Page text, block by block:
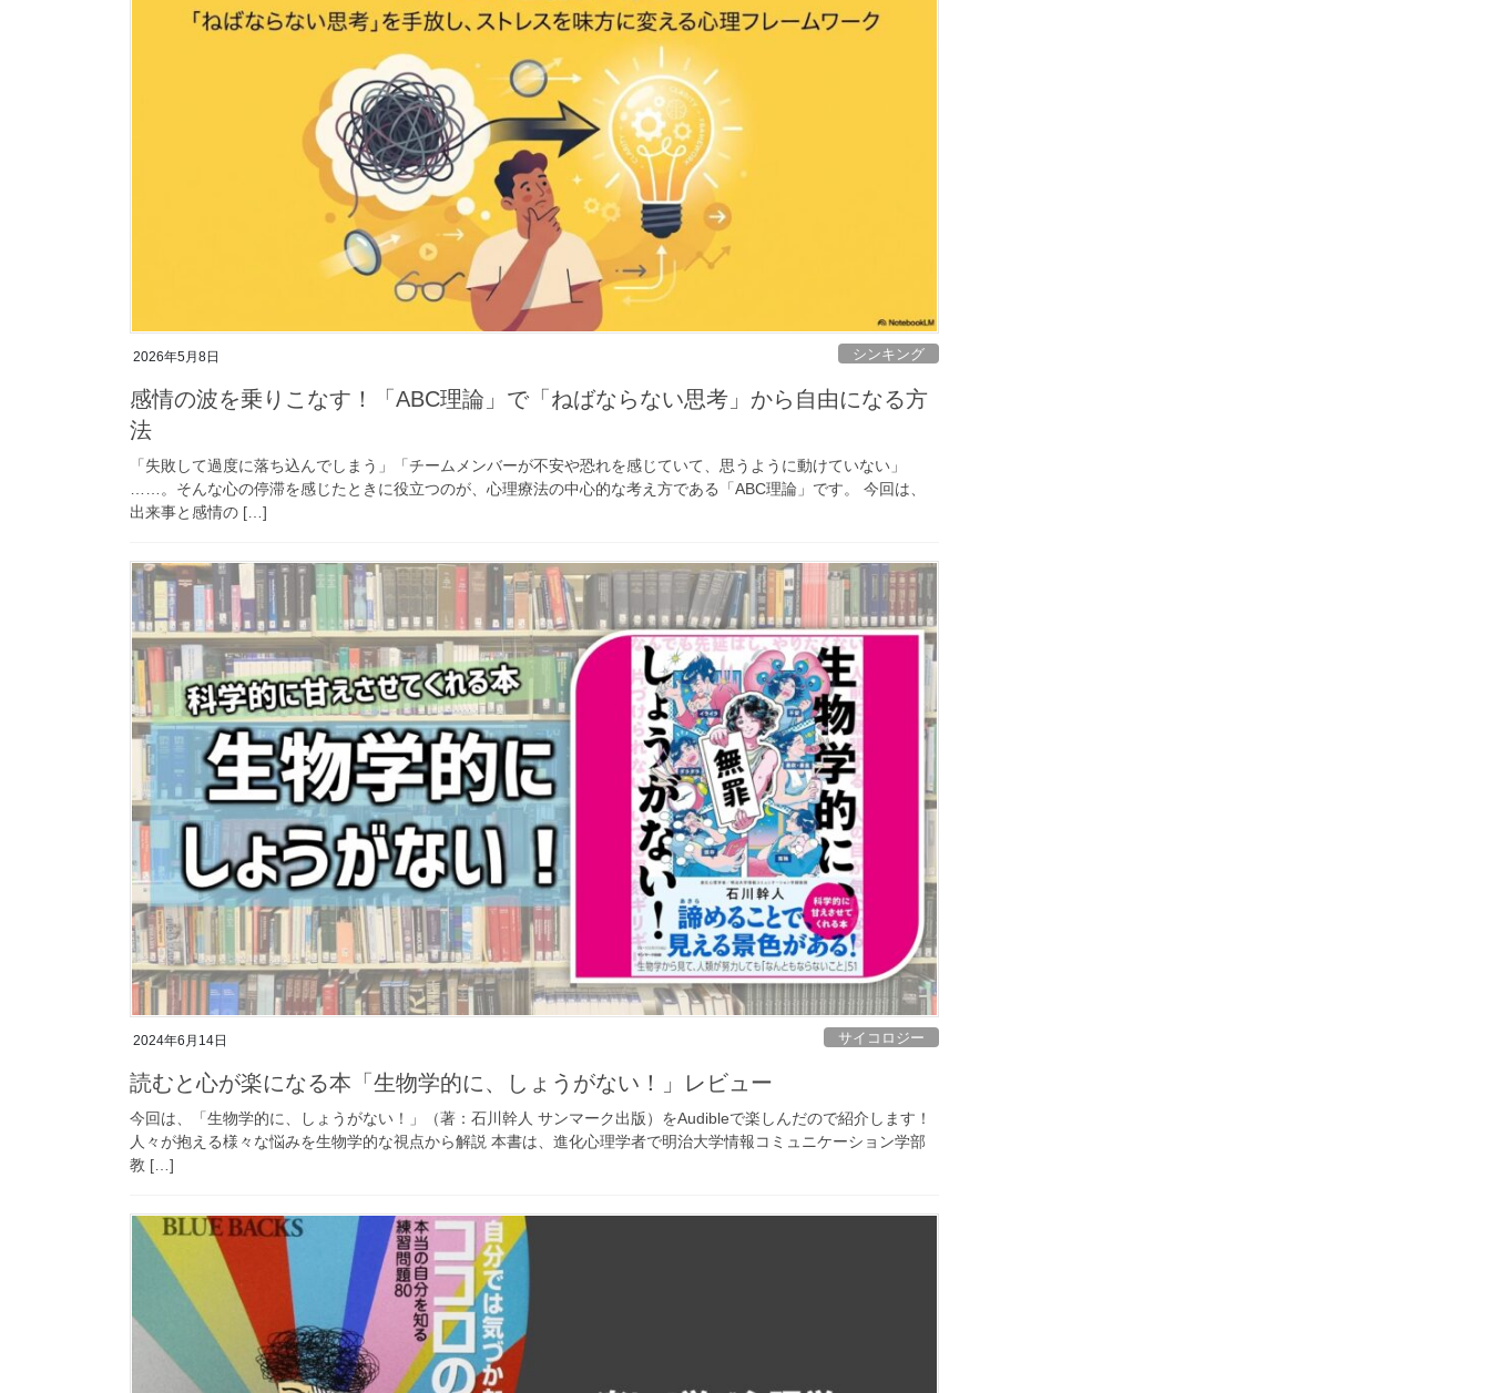
2026年5月8日 シンキング
感情の波を乗りこなす！「ABC理論」で「ねばならない思考」から自由になる方
法
「失敗して過度に落ち込んでしまう」「チームメンバーが不安や恐れを感じていて、思うように動けていない」
……。そんな心の停滞を感じたときに役立つのが、心理療法の中心的な考え方である「ABC理論」です。 今回は、
出来事と感情の […]
2024年6月14日 サイコロジー
読むと心が楽になる本「生物学的に、しょうがない！」レビュー
今回は、「生物学的に、しょうがない！」（著：石川幹人 サンマーク出版）をAudibleで楽しんだので紹介します！
人々が抱える様々な悩みを生物学的な視点から解説 本書は、進化心理学者で明治大学情報コミュニケーション学部
教 […]